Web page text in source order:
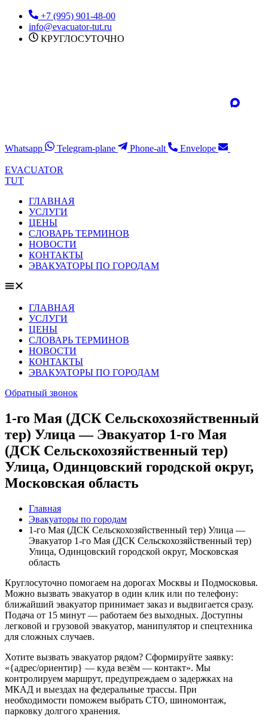
Перейти
содержимому
+7 (995) 901-48-00
info@evacuator-tut.ru
КРУГЛОСУТОЧНО
Whatsapp Telegram-plane Phone-alt Envelope
EVACUATOR
TUT
ГЛАВНАЯ
УСЛУГИ
ЦЕНЫ
СЛОВАРЬ ТЕРМИНОВ
НОВОСТИ
КОНТАКТЫ
ЭВАКУАТОРЫ ПО ГОРОДАМ
ГЛАВНАЯ
УСЛУГИ
ЦЕНЫ
СЛОВАРЬ ТЕРМИНОВ
НОВОСТИ
КОНТАКТЫ
ЭВАКУАТОРЫ ПО ГОРОДАМ
Обратный звонок
1-го Мая (ДСК Сельскохозяйственный
тер) Улица — Эвакуатор 1-го Мая
(ДСК Сельскохозяйственный тер)
Улица, Одинцовский городской округ,
Московская область
Главная
Эвакуаторы по городам
1-го Мая (ДСК Сельскохозяйственный тер) Улица —
Эвакуатор 1-го Мая (ДСК Сельскохозяйственный тер)
Улица, Одинцовский городской округ, Московская
область
Круглосуточно помогаем на дорогах Москвы и Подмосковья.
Можно вызвать эвакуатор в один клик или по телефону:
ближайший эвакуатор принимает заказ и выдвигается сразу.
Подача от 15 минут — работаем без выходных. Доступны
легковой и грузовой эвакуатор, манипулятор и спецтехника
для сложных случаев.
Хотите вызвать эвакуатор рядом? Сформируйте заявку:
«{адрес/ориентир} — куда везём — контакт». Мы
контролируем маршрут, предупреждаем о задержках на
МКАД и выездах на федеральные трассы. При
необходимости поможем выбрать СТО, шиномонтаж,
парковку долгого хранения.